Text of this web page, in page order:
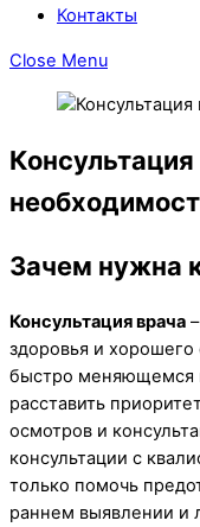
Контакты
Close Menu
Зачем нужна
Консультация врача
здоровья и
быстро меняющемся
расставить
осмотров и
консультации с
только помочь
раннем выявлении и